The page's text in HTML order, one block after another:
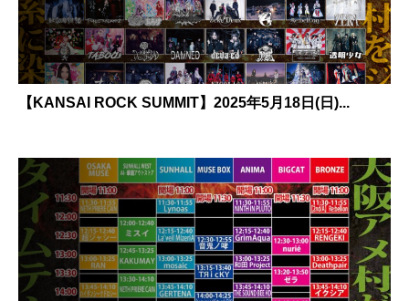
【KANSAI ROCK SUMMIT】2025年5月18日(日)...